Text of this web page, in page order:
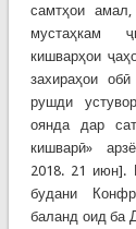
самтҳои
мустаҳкам
кишварҳои
захираҳои
рушди
оянда дар
кишварӣ»
2018. 21 июн].
будани
баланд оид ба